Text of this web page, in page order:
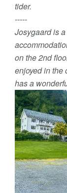
tider.
-----
Josygaard is
on the 2nd
enjoyed in the
has a